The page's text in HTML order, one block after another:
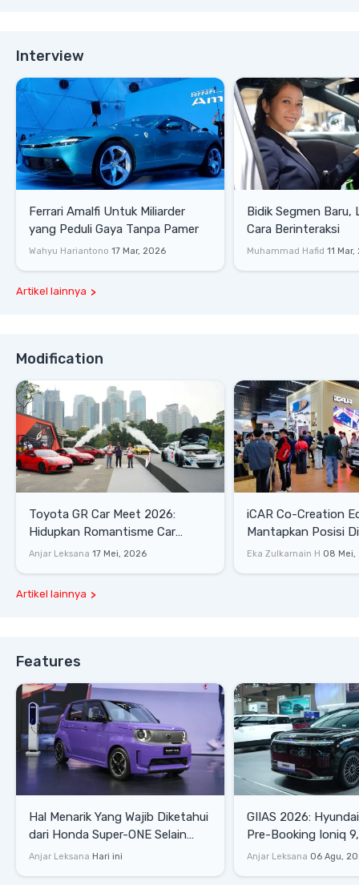
Interview
Ferrari Amalfi Untuk Miliarder
yang Peduli Gaya Tanpa Pamer
Wahyu Hariantono 17 Mar, 2026
Bidik Segmen Baru,
Cara Berinteraksi
Muhammad Hafid 11
Artikel lainnya
Modification
Toyota GR Car Meet 2026:
Hidupkan Romantisme Car
Culture Era 90-an
Anjar Leksana 17 Mei, 2026
iCAR Co-Creation
Mantapkan Posisi
Gaya Hidup
Eka Zulkarnain H 08 Mei,
Artikel lainnya
Features
Hal Menarik Yang Wajib Diketahui
dari Honda Super-ONE Selain
Harga
Anjar Leksana Hari ini
GIIAS 2026:
Pre-Booking Ioniq
Rp1,49 Miliar
Anjar Leksana 06 Agu,